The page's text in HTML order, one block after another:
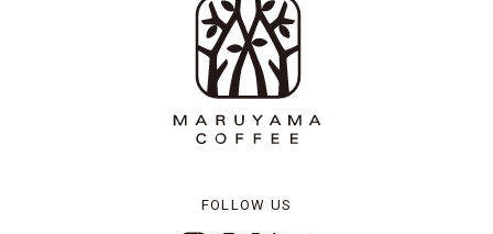
FOLLOW US